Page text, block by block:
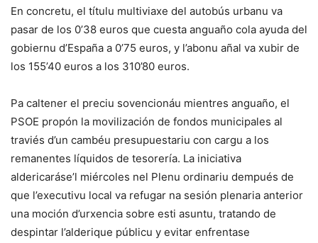
En concretu, el títulu multiviaxe del autobús urbanu va
pasar de los 0’38 euros que cuesta anguaño cola ayuda del
gobiernu d’España a 0’75 euros, y l’abonu añal va xubir de
los 155’40 euros a los 310’80 euros.
Pa caltener el preciu sovencionáu mientres anguaño, el
PSOE propón la movilización de fondos municipales al
traviés d’un cambéu presupuestariu con cargu a los
remanentes líquidos de tesorería. La iniciativa
aldericaráse’l miércoles nel Plenu ordinariu dempués de
que l’executivu local va refugar na sesión plenaria anterior
una moción d’urxencia sobre esti asuntu, tratando de
despintar l’alderique públicu y evitar enfrentase